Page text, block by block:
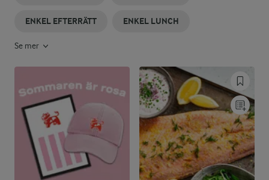
ENKEL EFTERRÄTT ENKEL LUNCH
Se mer